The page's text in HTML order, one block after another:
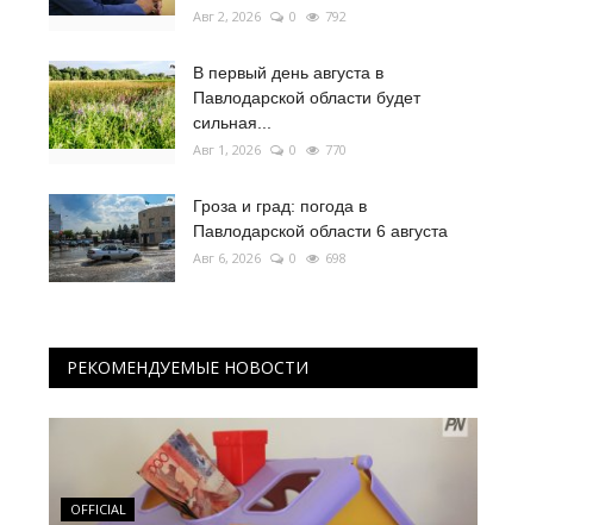
Авг 2, 2026 0 792
В первый день августа в
Павлодарской области будет
сильная...
Авг 1, 2026 0 770
Гроза и град: погода в
Павлодарской области 6 августа
Авг 6, 2026 0 698
РЕКОМЕНДУЕМЫЕ НОВОСТИ
OFFICIAL